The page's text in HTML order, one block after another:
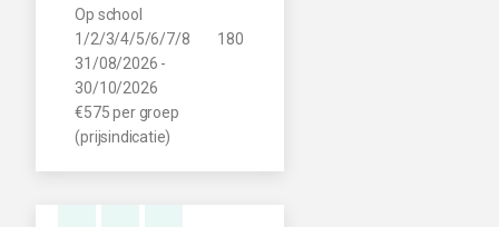
Op school
1/2/3/4/5/6/7/8
180
31/08/2026 -
30/10/2026
€575 per groep
(prijsindicatie)